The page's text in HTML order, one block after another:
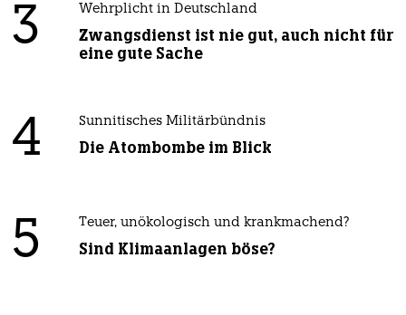
3 Wehrplicht in Deutschland
Zwangsdienst ist nie gut, auch nicht für
eine gute Sache
4 Sunnitisches Militärbündnis
Die Atombombe im Blick
5 Teuer, unökologisch und krankmachend?
Sind Klimaanlagen böse?